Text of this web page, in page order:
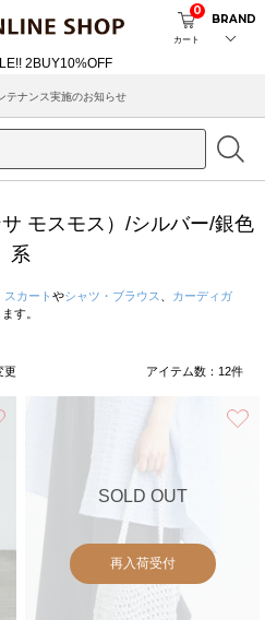
カート
0
BRAND
ナンス実施のお知らせ
モスモス）/シルバー/銀色
系
スカート やシャツ・ブラウス
カーディガ
す。
更 アイテム数： 12件
SOLD OUT
再入荷受付